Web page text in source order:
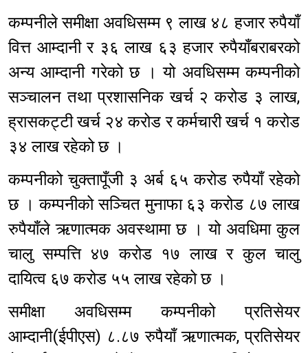
कम्पनीले समीक्षा अवधिसम्म ९ लाख ४८ हजार रुपैयाँ
वित्त आम्दानी र ३६ लाख ६३ हजार रुपैयाँबराबरको
अन्य आम्दानी गरेको छ । यो अवधिसम्म कम्पनीको
सञ्चालन तथा प्रशासनिक खर्च २ करोड ३ लाख,
ह्रासकट्टी खर्च २४ करोड र कर्मचारी खर्च १ करोड
३४ लाख रहेको छ ।
कम्पनीको चुक्तापूँजी ३ अर्ब ६५ करोड रुपैयाँ रहेको
छ । कम्पनीको सञ्चित मुनाफा ६३ करोड ८७ लाख
रुपैयाँले ऋणात्मक अवस्थामा छ । यो अवधिमा कुल
चालु सम्पत्ति ४७ करोड १७ लाख र कुल चालु
दायित्व ६७ करोड ५५ लाख रहेको छ ।
समीक्षा अवधिसम्म कम्पनीको प्रतिसेयर
आम्दानी(ईपीएस) ८.८७ रुपैयाँ ऋणात्मक, प्रतिसेयर